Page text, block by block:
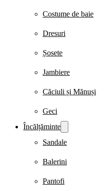
Costume de baie
Dresuri
Șosete
Jambiere
Căciuli și Mănuși
Geci
Încălțăminte
Sandale
Balerini
Pantofi